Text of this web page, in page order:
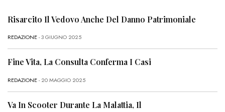
Risarcito Il Vedovo Anche Del Danno Patrimoniale
REDAZIONE- 3 GIUGNO 2025
Fine Vita, La Consulta Conferma I Casi
REDAZIONE- 20 MAGGIO 2025
Va In Scooter Durante La Malattia, Il